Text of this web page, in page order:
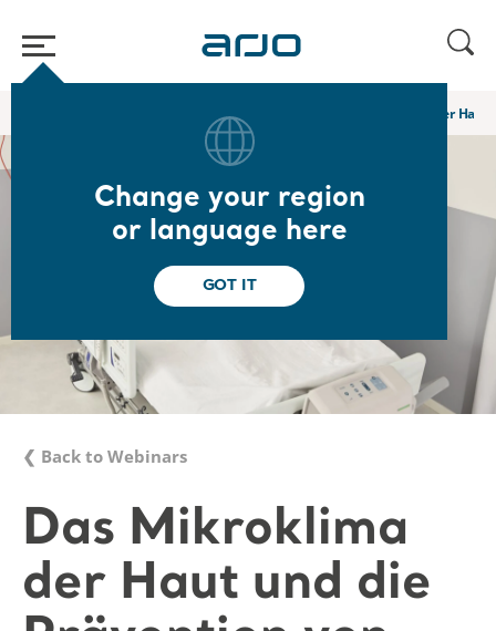
Change your region
or language here
GOT IT
Academy webinars & e-learnings Das Mikroklima der
❮ Back to Webinars
Das Mikroklima
der Haut und die